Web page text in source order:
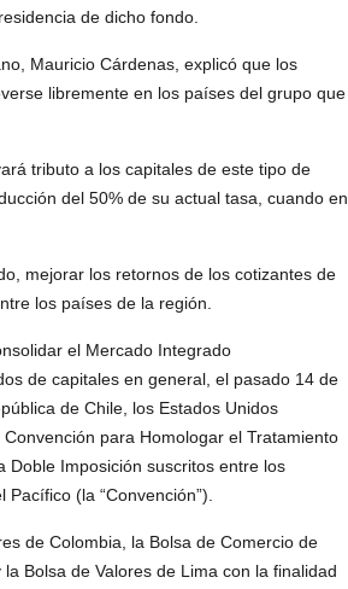
de dicho fondo.
Mauricio Cárdenas, explicó que los
libremente en los países del grupo que
tributo a los capitales de este tipo de
del 50% de su actual tasa, cuando en
mejorar los retornos de los cotizantes de
los países de la región.
el Mercado Integrado
de capitales en general, el pasado 14 de
de Chile, los Estados Unidos
para Homologar el Tratamiento
Doble Imposición suscritos entre los
(la “Convención”).
de Colombia, la Bolsa de Comercio de
Bolsa de Valores de Lima con la finalidad